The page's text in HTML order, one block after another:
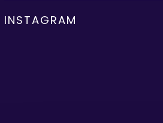
INSTAGRAM